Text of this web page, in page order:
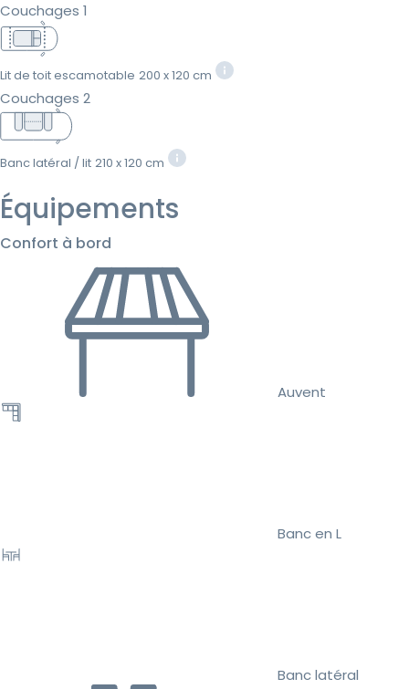
Couchages 1
Lit de toit escamotable 200 x 120 cm
Couchages 2
Banc latéral / lit 210 x 120 cm
Équipements
Confort à bord
Auvent
Banc en L
Banc latéral